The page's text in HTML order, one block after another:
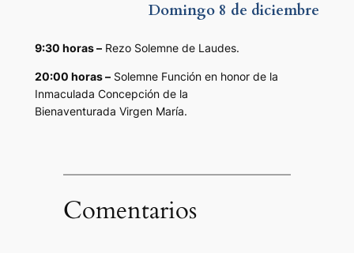
Domingo 8 de diciembre
9:30 horas –Rezo Solemne de Laudes.
20:00 horas –Solemne Función en honor de la
Inmaculada Concepción de la
Bienaventurada Virgen María.
Comentarios